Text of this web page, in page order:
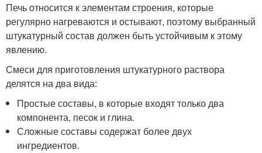
Печь относится к элементам строения, которые
регулярно нагреваются и остывают, поэтому выбранный
штукатурный состав должен быть устойчивым к этому
явлению.
Смеси для приготовления штукатурного раствора
делятся на два вида:
Простые составы, в которые входят только два
компонента, песок и глина.
Сложные составы содержат более двух
ингредиентов.